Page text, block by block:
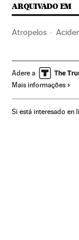
ARQUIVADO EM
Atropelos
Transporte
Adere a
Mais informações
Si está interesado en